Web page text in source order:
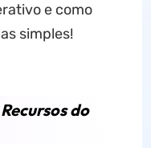
e como
simples!
do